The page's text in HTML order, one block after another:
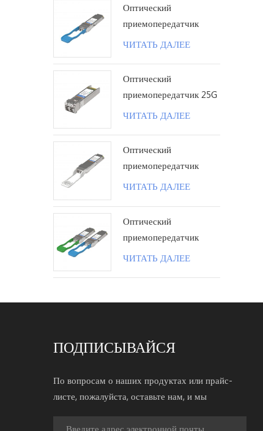
Оптический
приемопередатчик
100G QSFP28 LR с
ЧИТАТЬ ДАЛЕЕ
Оптический
приемопередатчик 25G
SFP28 ZR 1310 нм 80
ЧИТАТЬ ДАЛЕЕ
Оптический
приемопередатчик
100G QSFP28 ZR4
ЧИТАТЬ ДАЛЕЕ
Оптический
приемопередатчик
100G QSFP28 BIDI 40
ЧИТАТЬ ДАЛЕЕ
ПОДПИСЫВАЙСЯ
По вопросам о наших продуктах или прайс-
листе, пожалуйста, оставьте нам, и мы